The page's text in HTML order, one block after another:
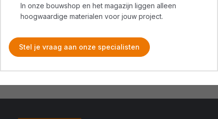
In onze bouwshop en het magazijn liggen alleen
hoogwaardige materialen voor jouw project.
Stel je vraag aan onze specialisten